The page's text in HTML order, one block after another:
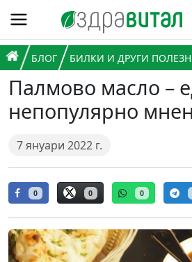
Премини към съдържанието
Горна навигация
Главна навигация
НАЧАЛО
БЛОГ БИЛКИ И ДРУГИ
Палмово масло –
непопулярно
7 януари 2022 г.
0 0 0